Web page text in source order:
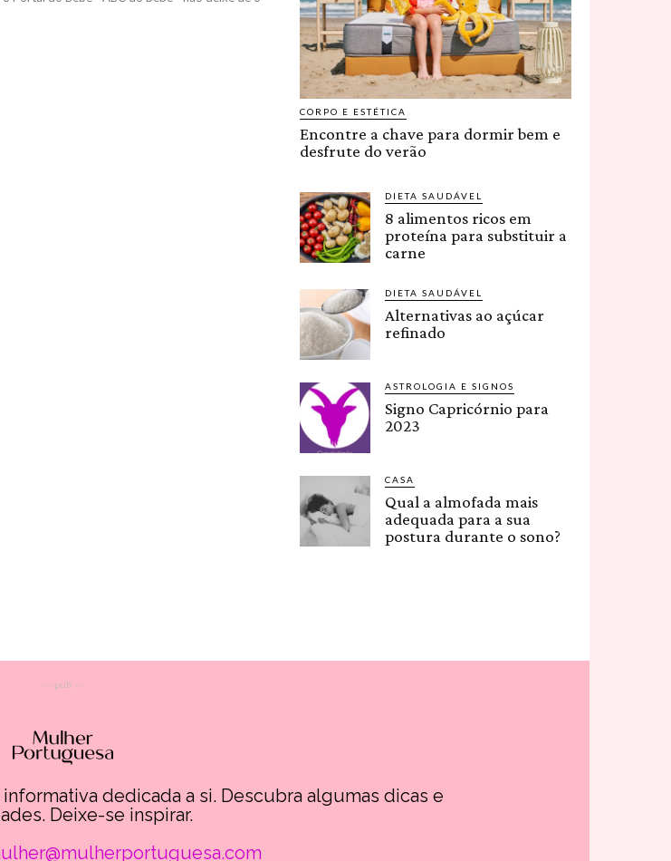
CORPO E ESTÉTICA
Encontre a chave para dormir bem e
desfrute do verão
DIETA SAUDÁVEL
8 alimentos ricos em
proteína para substituir a
carne
DIETA SAUDÁVEL
Alternativas ao açúcar
refinado
ASTROLOGIA E SIGNOS
Signo Capricórnio para
2023
CASA
Qual a almofada mais
adequada para a sua
postura durante o sono?
-- pub --
dedicada a si. Descubra algumas dicas e
Deixe-se inspirar.